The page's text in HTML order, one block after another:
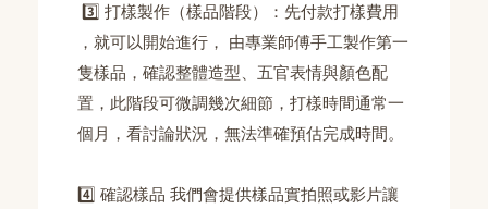
3️⃣ 打樣製作（樣品階段）：先付款打樣費用
，就可以開始進行， 由專業師傅手工製作第一
隻樣品，確認整體造型、五官表情與顏色配
置，此階段可微調幾次細節，打樣時間通常一
個月，看討論狀況，無法準確預估完成時間。
4️⃣ 確認樣品 我們會提供樣品實拍照或影片讓